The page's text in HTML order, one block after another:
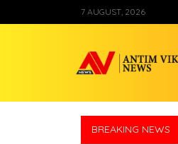
to
7 AUGUST, 2026
Antim
BREAKING NEWS